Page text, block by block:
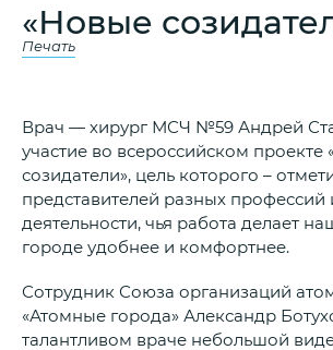
«Новые
Печать
Врач — хирург МСЧ №59 Андрей
участие во всероссийском проекте
созидатели», цель которого –
представителей разных профессий
деятельности, чья работа делает
городе удобнее и комфортнее.
Сотрудник Союза организаций
«Атомные города» Александр
талантливом враче небольшой